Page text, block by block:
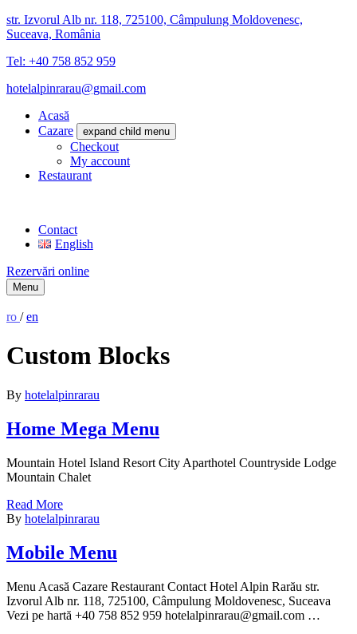
str. Izvorul Alb nr. 118, 725100, Câmpulung Moldovenesc,
Suceava, România
Tel: +40 758 852 959
hotelalpinrarau@gmail.com
Acasă
Cazare
expand child menu
Checkout
My account
Restaurant
Contact
English
Rezervări online
Menu
ro /en
Custom Blocks
By hotelalpinrarau
Home Mega Menu
Mountain Hotel Island Resort City Aparthotel Countryside Lodge
Mountain Chalet
Read More
By hotelalpinrarau
Mobile Menu
Menu Acasă Cazare Restaurant Contact Hotel Alpin Rarău str.
Izvorul Alb nr. 118, 725100, Câmpulung Moldovenesc, Suceava
Vezi pe hartă +40 758 852 959 hotelalpinrarau@gmail.com …